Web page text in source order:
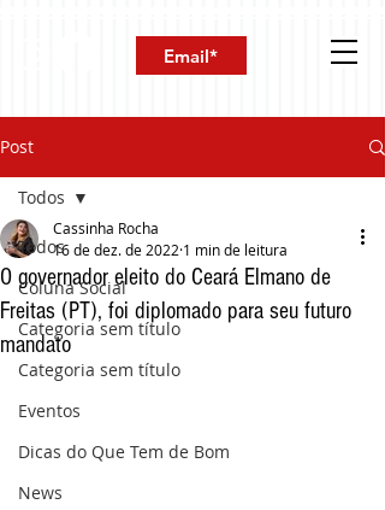
Post
Todos
Coluna Social
Categoria sem título
Categoria sem título
Eventos
Dicas do Que Tem de Bom
News
Todos
O governador eleito do Ceará Elmano de
Freitas (PT), foi diplomado para seu futuro
mandato
Cassinha Rocha
16 de dez. de 2022 1 min de leitura